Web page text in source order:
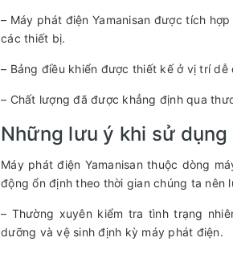
– Máy phát điện Yamanisan được tích
các thiết bị.
– Bảng điều khiển được thiết kế ở vị trí
– Chất lượng đã được khẳng định qua
Những lưu ý khi sử
Máy phát điện Yamanisan thuộc dòng
động ổn định theo thời gian chúng ta nên
– Thường xuyên kiểm tra tình trạng
dưỡng và vệ sinh định kỳ máy phát điện.